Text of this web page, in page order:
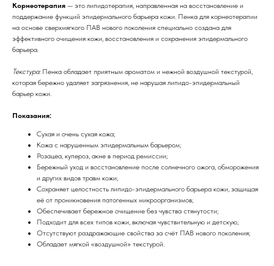
Корнеотерапия — это липидотерапия, направленная на восстановление и
поддержание функций эпидермального барьера кожи. Пенка для корнеотерапии
на основе сверхмягкого ПАВ нового поколения специально создана для
эффективного очищения кожи, восстановления и сохранения эпидермального
барьера.
Текстура: Пенка обладает приятным ароматом и нежной воздушной текстурой,
которая бережно удаляет загрязнения, не нарушая липидо-эпидермальный
барьер кожи.
Показания:
Сухая и очень сухая кожа;
Кожа с нарушенным эпидермальным барьером;
Розацеа, купероз, акне в период ремиссии;
Бережный уход и восстановление после солнечного ожога, обморожения
и других видов травм кожи;
Сохраняет целостность липидо-эпидермального барьера кожи, защищая
её от проникновения патогенных микроорганизмов;
Обеспечивает бережное очищение без чувства стянутости;
Подходит для всех типов кожи, включая чувствительную и детскую;
Отсутствуют раздражающие свойства за счёт ПАВ нового поколения;
Обладает мягкой «воздушной» текстурой.